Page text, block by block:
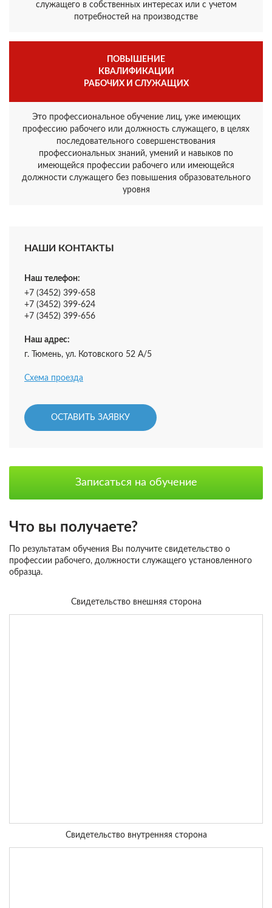
служащего в собственных интересах или с учетом
потребностей на производстве
ПОВЫШЕНИЕ
КВАЛИФИКАЦИИ
РАБОЧИХ И СЛУЖАЩИХ
Это профессиональное обучение лиц, уже имеющих
профессию рабочего или должность служащего, в целях
последовательного совершенствования
профессиональных знаний, умений и навыков по
имеющейся профессии рабочего или имеющейся
должности служащего без повышения образовательного
уровня
НАШИ КОНТАКТЫ
Наш телефон:
+7 (3452) 399-658
+7 (3452) 399-624
+7 (3452) 399-656
Наш адрес:
г. Тюмень, ул. Котовского 52 А/5
Схема проезда
ОСТАВИТЬ ЗАЯВКУ
Записаться на обучение
Что вы получаете?
По результатам обучения Вы получите свидетельство о
профессии рабочего, должности служащего установленного
образца.
Свидетельство внешняя сторона
Свидетельство внутренняя сторона